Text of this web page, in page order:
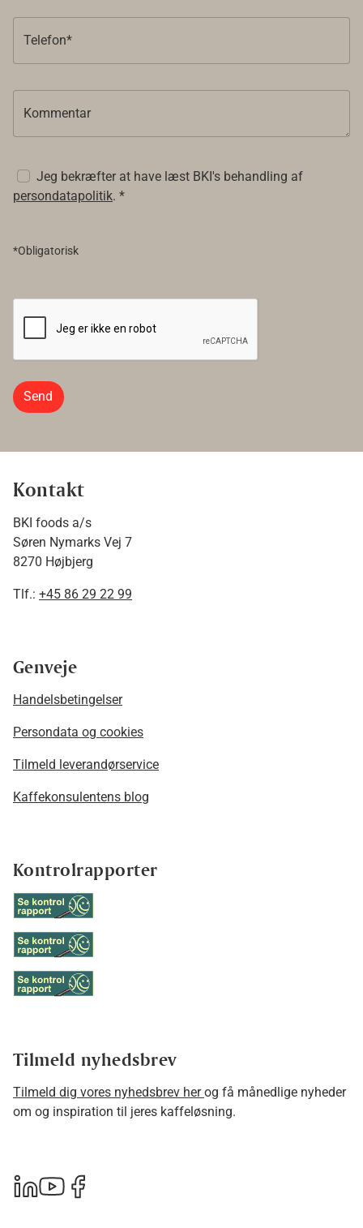
Telefon*
Kommentar
Jeg bekræfter at have læst BKI's behandling af
persondatapolitik. *
*Obligatorisk
Send
Kontakt
BKI foods a/s
Søren Nymarks Vej 7
8270 Højbjerg
Tlf.: +45 86 29 22 99
Genveje
Handelsbetingelser
Persondata og cookies
Tilmeld leverandørservice
Kaffekonsulentens blog
Kontrolrapporter
Tilmeld nyhedsbrev
Tilmeld dig vores nyhedsbrev herog få månedlige nyheder
om og inspiration til jeres kaffeløsning.